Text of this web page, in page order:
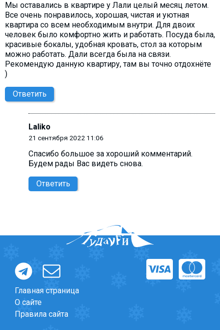
Мы оставались в квартире у Лали целый месяц летом.
Все очень понравилось, хорошая, чистая и уютная
квартира со всем необходимым внутри. Для двоих
человек было комфортно жить и работать. Посуда была,
красивые бокалы, удобная кровать, стол за которым
можно работать. Дали всегда была на связи.
Рекомендую данную квартиру, там вы точно отдохнёте
)
Ответить
Laliko
21 сентября 2022 11:06
Cпасибо большое за хороший комментарий.
Будем рады Вас видеть снова.
Ответить
Главная страница
О сайте
Правила сайта